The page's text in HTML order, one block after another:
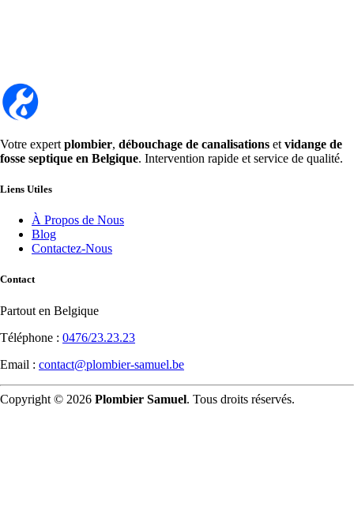
Votre expert plombier, débouchage de canalisations et vidange de
fosse septique en Belgique. Intervention rapide et service de qualité.
Liens Utiles
À Propos de Nous
Blog
Contactez-Nous
Contact
Partout en Belgique
Téléphone : 0476/23.23.23
Email : contact@plombier-samuel.be
Copyright © 2026 Plombier Samuel. Tous droits réservés.